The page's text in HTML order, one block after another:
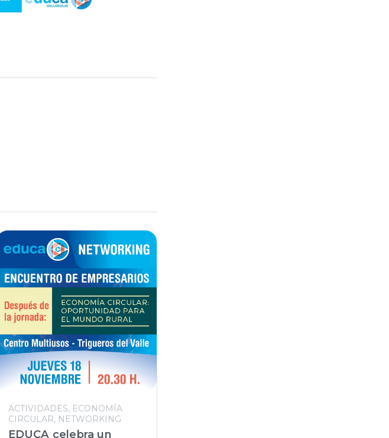
ACTIVIDADES ECONOMÍA
CIRCULAR NETWORKING
EDUCA celebra un